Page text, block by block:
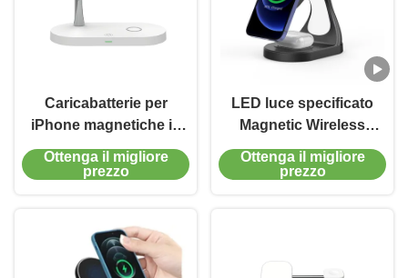
Caricabatterie per
iPhone magnetiche in
lega di zinco 15W 10W
Ottenga il migliore
prezzo
LED luce specificato
Magnetic Wireless
Charging corpo
ottimizzato Per Iphone
Ottenga il migliore
prezzo